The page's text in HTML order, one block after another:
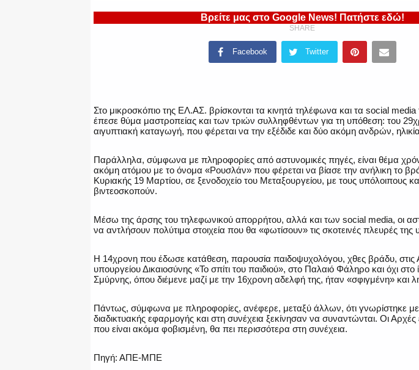
Βρείτε μας στο Google News! Πατήστε εδώ!
SHARE
Facebook Twitter
Στο μικροσκόπιο της ΕΛ.ΑΣ. βρίσκονται τα κινητά τηλέφωνα και τα social
έπεσε θύμα μαστροπείας και των τριών συλληφθέντων για τη υπόθεση: του
αιγυπτιακή καταγωγή, που φέρεται να την εξέδιδε και δύο ακόμη ανδρών,
Παράλληλα, σύμφωνα με πληροφορίες από αστυνομικές πηγές, είναι θέμα
ακόμη ατόμου με το όνομα «Ρουσλάν» που φέρεται να βίασε την ανήλικη το
Κυριακής 19 Μαρτίου, σε ξενοδοχείο του Μεταξουργείου, με τους υπόλοιπους
βιντεοσκοπούν.
Μέσω της άρσης του τηλεφωνικού απορρήτου, αλλά και των social media, οι
να αντλήσουν πολύτιμα στοιχεία που θα «φωτίσουν» τις σκοτεινές πλευρές της
Η 14χρονη που έδωσε κατάθεση, παρουσία παιδοψυχολόγου, χθες βράδυ, στις
υπουργείου Δικαιοσύνης «Το σπίτι του παιδιού», στο Παλαιό Φάληρο και όχι
Σμύρνης, όπου διέμενε μαζί με την 16χρονη αδελφή της, ήταν «σφιγμένη» και
Πάντως, σύμφωνα με πληροφορίες, ανέφερε, μεταξύ άλλων, ότι γνωρίστηκε
διαδικτυακής εφαρμογής και στη συνέχεια ξεκίνησαν να συναντώνται. Οι Αρχές
που είναι ακόμα φοβισμένη, θα πει περισσότερα στη συνέχεια.
Πηγή: ΑΠΕ-ΜΠΕ